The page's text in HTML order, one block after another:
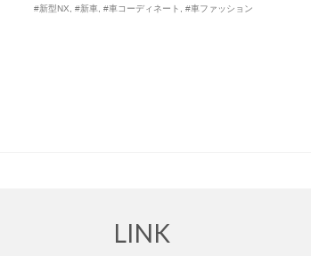
#新型NX
,#新車 ,#車コーディネート ,#車ファッション
LINK